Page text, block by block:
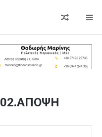
02.ΑΠΟΨΗ